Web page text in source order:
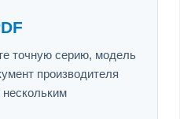
точную серию, модель
производителя
нескольким